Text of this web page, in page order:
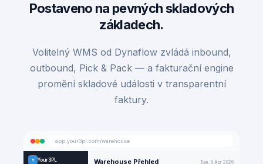
Postaveno na pevných skladových
základech.
Volitelný WMS od Dynaflow zvládá inbound,
outbound, Pick & Pack — a fakturační engine
promění skladové události v transparentní
faktury.
app.your3pl.com/warehouse
Y Your3PL Warehouse Přehled Tue, 8 Apr 2026